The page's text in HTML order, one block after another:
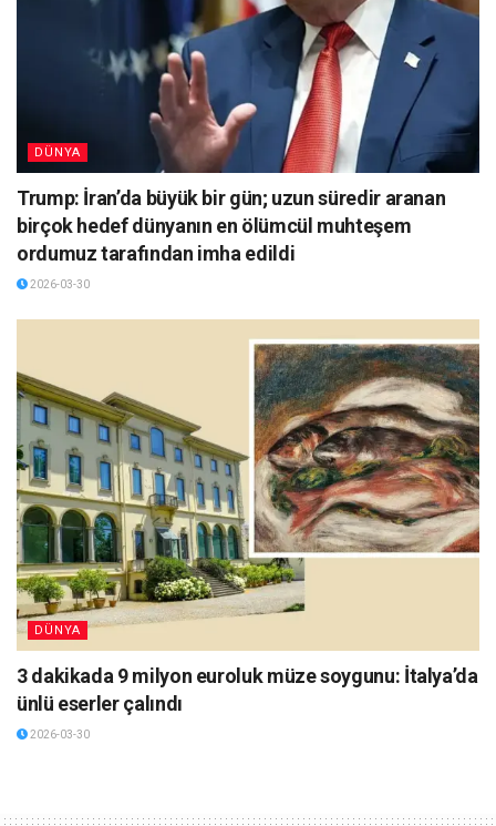
DÜNYA
Trump: İran’da büyük bir gün; uzun süredir aranan
birçok hedef dünyanın en ölümcül muhteşem
ordumuz tarafından imha edildi
2026-03-30
DÜNYA
3 dakikada 9 milyon euroluk müze soygunu: İtalya’da
ünlü eserler çalındı
2026-03-30